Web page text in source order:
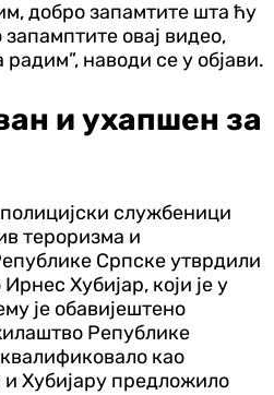
добро запамтите шта ћу
овај видео,
наводи се у објави.
и ухапшен за
службеници
тероризма и
Српске утврдили
Хубијар, који је у
је обавијештено
Републике
квалификовало као
Хубијару предложило